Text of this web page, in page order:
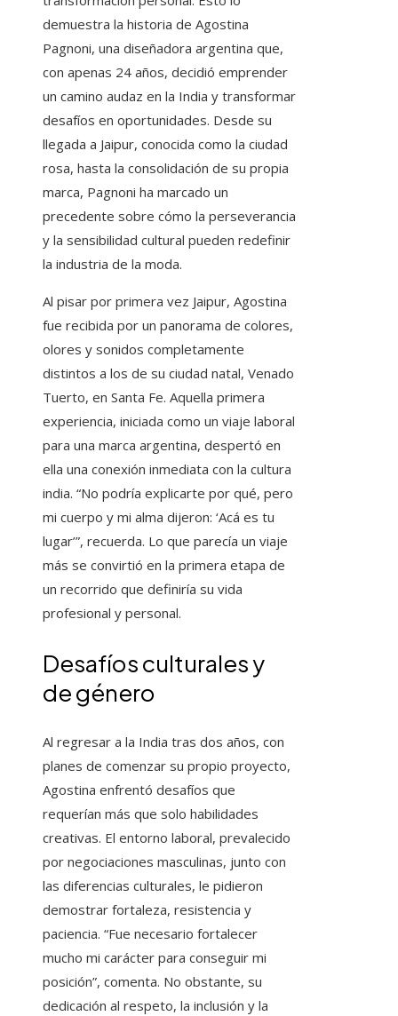
demuestra la historia de Agostina
Pagnoni, una diseñadora argentina que,
con apenas 24 años, decidió emprender
un camino audaz en la India y transformar
desafíos en oportunidades. Desde su
llegada a Jaipur, conocida como la ciudad
rosa, hasta la consolidación de su propia
marca, Pagnoni ha marcado un
precedente sobre cómo la perseverancia
y la sensibilidad cultural pueden redefinir
la industria de la moda.
Al pisar por primera vez Jaipur, Agostina
fue recibida por un panorama de colores,
olores y sonidos completamente
distintos a los de su ciudad natal, Venado
Tuerto, en Santa Fe. Aquella primera
experiencia, iniciada como un viaje laboral
para una marca argentina, despertó en
ella una conexión inmediata con la cultura
india. “No podría explicarte por qué, pero
mi cuerpo y mi alma dijeron: ‘Acá es tu
lugar’”, recuerda. Lo que parecía un viaje
más se convirtió en la primera etapa de
un recorrido que definiría su vida
profesional y personal.
Desafíos culturales y
de género
Al regresar a la India tras dos años, con
planes de comenzar su propio proyecto,
Agostina enfrentó desafíos que
requerían más que solo habilidades
creativas. El entorno laboral, prevalecido
por negociaciones masculinas, junto con
las diferencias culturales, le pidieron
demostrar fortaleza, resistencia y
paciencia. “Fue necesario fortalecer
mucho mi carácter para conseguir mi
posición”, comenta. No obstante, su
dedicación al respeto, la inclusión y la